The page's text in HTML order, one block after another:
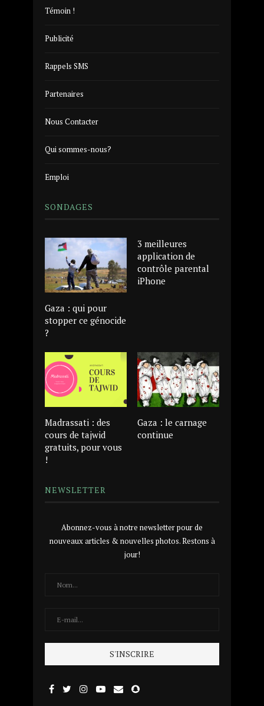
Témoin !
Publicité
Rappels SMS
Partenaires
Nous Contacter
Qui sommes-nous?
Emploi
SONDAGES
Gaza : qui pour
stopper ce génocide
?
3 meilleures
application de
contrôle parental
iPhone
Madrassati : des
cours de tajwid
gratuits, pour vous
!
Gaza : le carnage
continue
NEWSLETTER
Abonnez-vous à notre newsletter pour de
nouveaux articles & nouvelles photos. Restons à
jour!